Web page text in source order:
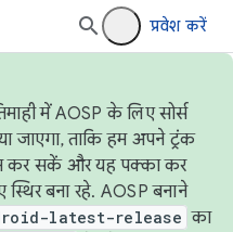
प्रवेश करें
में AOSP के लिए सोर्स
जाएगा, ताकि हम अपने ट्रंक
कर सकें और यह पक्का कर
बना रहे. AOSP बनाने
latest-release का